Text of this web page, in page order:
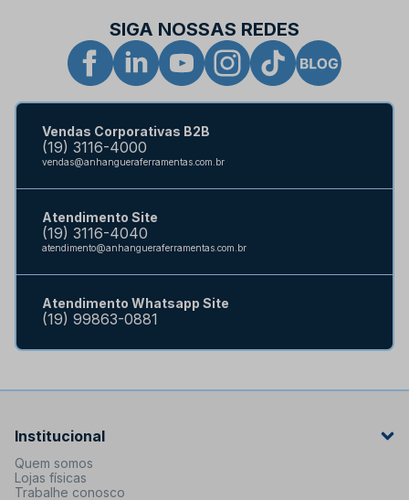
SIGA NOSSAS REDES
Vendas Corporativas B2B
(19) 3116-4000
vendas@anhangueraferramentas.com.br
Atendimento Site
(19) 3116-4040
atendimento@anhangueraferramentas.com.br
Atendimento Whatsapp Site
(19) 99863-0881
Institucional
Quem somos
Lojas físicas
Trabalhe conosco